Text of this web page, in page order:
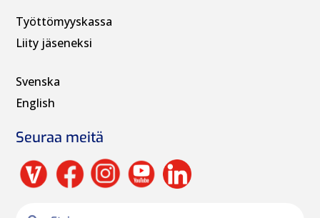
Työttömyyskassa
Liity jäseneksi
Svenska
English
Seuraa meitä